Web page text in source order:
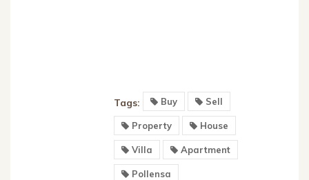
Tags: Buy Sell
Property House
Villa Apartment
Pollensa